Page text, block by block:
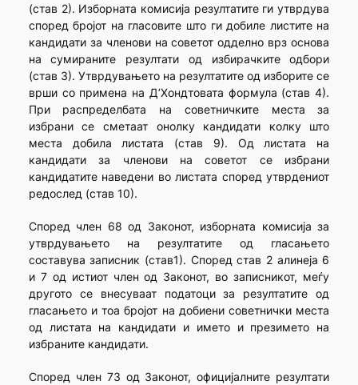
(став 2). Изборната комисија резултатите ги утврдува
според бројот на гласовите што ги добиле листите на
кандидати за членови на советот одделно врз основа
на сумираните резултати од избирачките одбори
(став 3). Утврдувањето на резултатите од изборите се
врши со примена на Д’Хондтовата формула (став 4).
При распределбата на советничките места за
избрани се сметаат онолку кандидати колку што
места добила листата (став 9). Од листата на
кандидати за членови на советот се избрани
кандидатите наведени во листата според утврдениот
редослед (став 10).
Според член 68 од Законот, изборната комисија за
утврдувањето на резултатите од гласањето
составува записник (став1). Според став 2 алинеја 6
и 7 од истиот член од Законот, во записникот, меѓу
другото се внесуваат податоци за резултатите од
гласањето и тоа бројот на добиени советнички места
од листата на кандидати и името и презимето на
избраните кандидати.
Според член 73 од Законот, официјалните резултати